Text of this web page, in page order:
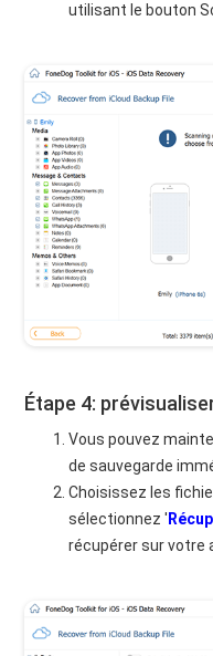
utilisant le bouton
Étape 4:
Vous pouvez
de sauvegarde
Choisissez les
sélectionnez '
récupérer sur votre